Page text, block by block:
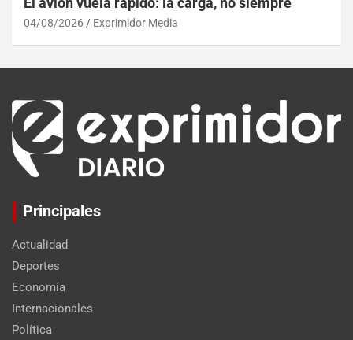
04/08/2026 Exprimidor Media
Principales
Actualidad
Deportes
Economía
Internacionales
Política